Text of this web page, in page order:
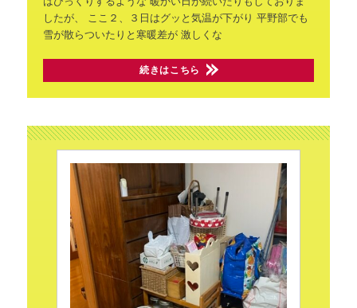
したが、
ここ２、３日はグッと気温が下がり 平野部でも
雪が散らついたりと寒暖差が激しくな
続きはこちら